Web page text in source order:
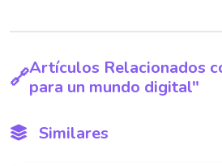
Artículos Relacionados
para un mundo digital"
Similares